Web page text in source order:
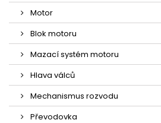
Motor
Blok motoru
Mazací systém motoru
Hlava válců
Mechanismus rozvodu
Převodovka